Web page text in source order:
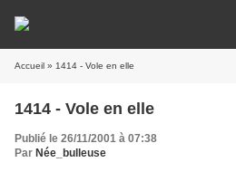
Accueil » 1414 - Vole en elle
1414 - Vole en elle
Publié le 26/11/2001 à 07:38
Par Née_bulleuse